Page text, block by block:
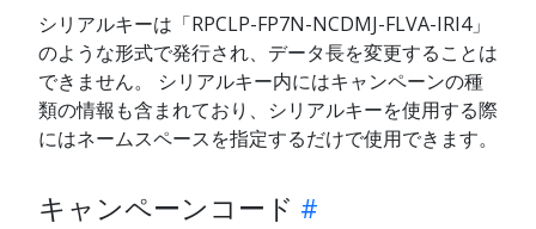
シリアルキーは「RPCLP-FP7N-NCDMJ-FLVA-IRI4」
のような形式で発行され、データ長を変更することは
できません。 シリアルキー内にはキャンペーンの種
類の情報も含まれており、シリアルキーを使用する際
にはネームスペースを指定するだけで使用できます。
キャンペーンコード